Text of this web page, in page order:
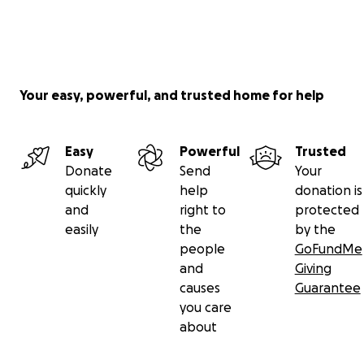
Your easy, powerful, and trusted home for help
Easy
Donate
quickly
and
easily
Powerful
Send
help
right to
the
people
and
causes
you care
about
Trusted
Your
donation is
protected
by the
GoFundMe
Giving
Guarantee